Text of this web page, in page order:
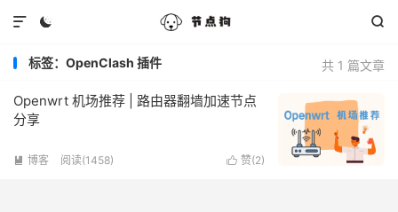
 

共 1 篇文章
标签：OpenClash 插件
Openwrt 机场推荐 | 路由器翻墙加速节点
分享
 赞(2)
 博客 阅读(1458)